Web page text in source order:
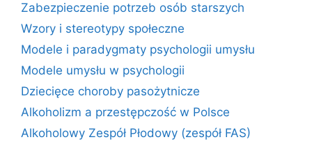
Zabezpieczenie potrzeb osób starszych
Wzory i stereotypy społeczne
Modele i paradygmaty psychologii umysłu
Modele umysłu w psychologii
Dziecięce choroby pasożytnicze
Alkoholizm a przestępczość w Polsce
Alkoholowy Zespół Płodowy (zespół FAS)